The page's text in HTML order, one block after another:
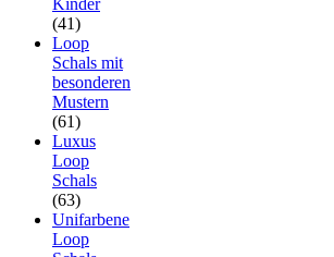
(41)
Loop
Schals mit
besonderen
Mustern
(61)
Luxus
Loop
Schals
(63)
Unifarbene
Loop